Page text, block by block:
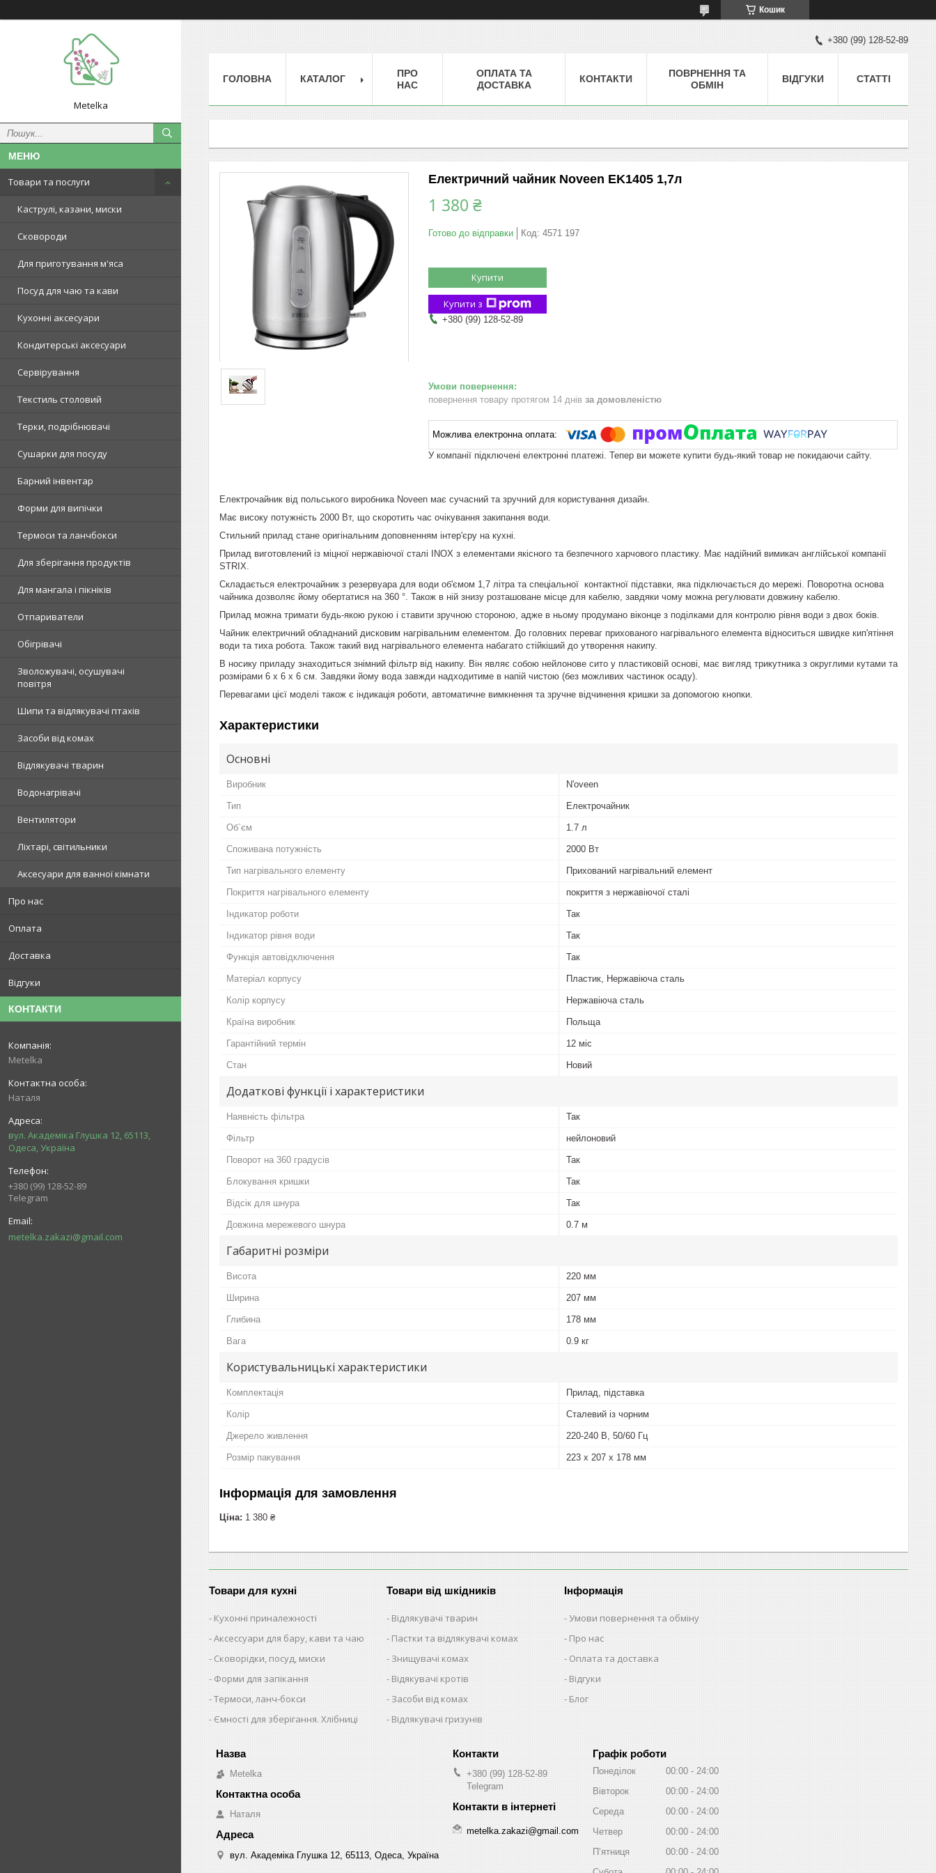
Кошик
Metelka
Товари та послуги
Каструлі, казани, миски
Сковороди
Для приготування м'яса
Посуд для чаю та кави
Кухонні аксесуари
Кондитерські аксесуари
Сервірування
Текстиль столовий
Терки, подрібнювачі
Сушарки для посуду
Барний інвентар
Форми для випічки
Термоси та ланчбокси
Для зберігання продуктів
Для мангала і пікніків
Отпариватели
Обігрівачі
Зволожувачі, осушувачі
повітря
Шипи та відлякувачі птахів
Засоби від комах
Відлякувачі тварин
Водонагрівачі
Вентилятори
Ліхтарі, світильники
Аксесуари для ванної кімнати
Про нас
Оплата
Доставка
Відгуки
КОНТАКТИ
Metelka
Наталя
вул. Академіка Глушка 12, 65113,
Одеса, Україна
+380 (99) 128-52-89
Telegram
metelka.zakazi@gmail.com
+380 (99) 128-52-89
ГОЛОВНА КАТАЛОГ
ПРО
НАС
ОПЛАТА ТА
ДОСТАВКА
КОНТАКТИ
ПОВРНЕННЯ ТА
ОБМІН
ВІДГУКИ СТАТТІ
Електричний чайник Noveen EK1405 1,7л
1 380 ₴
Готово до відправки Код: 4571 197
Купити
Купити з
+380 (99) 128-52-89
повернення товару протягом 14 днів за домовленістю
У компанії підключені електронні платежі. Тепер ви можете купити будь-який товар не покидаючи сайту.
Електрочайник від польського виробника Noveen має сучасний та зручний для користування дизайн.
Має високу потужність 2000 Вт, що скоротить час очікування закипання води.
Стильний прилад стане оригінальним доповненням інтер'єру на кухні.
Прилад виготовлений із міцної нержавіючої сталі INOX з елементами якісного та безпечного харчового пластику. Має надійний вимикач англійської компанії
STRIX.
Складається електрочайник з резервуара для води об'ємом 1,7 літра та спеціальної контактної підставки, яка підключається до мережі. Поворотна основа
чайника дозволяє йому обертатися на 360 °. Також в ній знизу розташоване місце для кабелю, завдяки чому можна регулювати довжину кабелю.
Прилад можна тримати будь-якою рукою і ставити зручною стороною, адже в ньому продумано віконце з поділками для контролю рівня води з двох боків.
Чайник електричний обладнаний дисковим нагрівальним елементом. До головних переваг прихованого нагрівального елемента відноситься швидке кип'ятіння
води та тиха робота. Також такий вид нагрівального елемента набагато стійкіший до утворення накипу.
В носику приладу знаходиться знімний фільтр від накипу. Він являє собою нейлонове сито у пластиковій основі, має вигляд трикутника з округлими кутами та
розмірами 6 х 6 х 6 см. Завдяки йому вода завжди надходитиме в напій чистою (без можливих частинок осаду).
Перевагами цієї моделі також є індикація роботи, автоматичне вимкнення та зручне відчинення кришки за допомогою кнопки.
Характеристики
Основні
Виробник N'oveen
Тип Електрочайник
Об`єм 1.7 л
Споживана потужність 2000 Вт
Тип нагрівального елементу Прихований нагрівальний елемент
Покриття нагрівального елементу покриття з нержавіючої сталі
Індикатор роботи Так
Індикатор рівня води Так
Функція автовідключення Так
Матеріал корпусу Пластик, Нержавіюча сталь
Колір корпусу Нержавіюча сталь
Країна виробник Польща
Гарантійний термін 12 міс
Стан Новий
Додаткові функції і характеристики
Наявність фільтра Так
Фільтр нейлоновий
Поворот на 360 градусів Так
Блокування кришки Так
Відсік для шнура Так
Довжина мережевого шнура 0.7 м
Габаритні розміри
Висота 220 мм
Ширина 207 мм
Глибина 178 мм
Вага 0.9 кг
Користувальницькі характеристики
Комплектація Прилад, підставка
Колір Сталевий із чорним
Джерело живлення 220-240 В, 50/60 Гц
Розмір пакування 223 х 207 х 178 мм
Інформація для замовлення
Ціна: 1 380 ₴
Товари для кухні
Кухонні приналежності
Аксессуари для бару, кави та чаю
Сковорідки, посуд, миски
Форми для запікання
Термоси, ланч-бокси
Ємності для зберігання. Хлібниці
Товари від шкідників
Відлякувачі тварин
Пастки та відлякувачі комах
Знищувачі комах
Відякувачі кротів
Засоби від комах
Відлякувачі гризунів
Інформація
Умови повернення та обміну
Про нас
Оплата та доставка
Відгуки
Блог
Metelka
Наталя
вул. Академіка Глушка 12, 65113, Одеса, Україна
+380 (99) 128-52-89
Telegram
metelka.zakazi@gmail.com
Графік роботи
Понеділок 00:00
24:00
Вівторок
00:00
24:00
Середа
00:00
24:00
Четвер
00:00
24:00
Пʼятниця
00:00
24:00